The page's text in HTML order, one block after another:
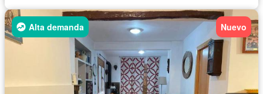
Alta demanda Nuevo